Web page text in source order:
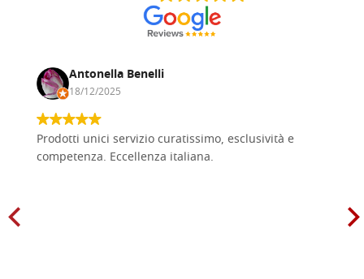
Antonella Benelli
18/12/2025
Prodotti unici servizio curatissimo, esclusività e
competenza. Eccellenza italiana.